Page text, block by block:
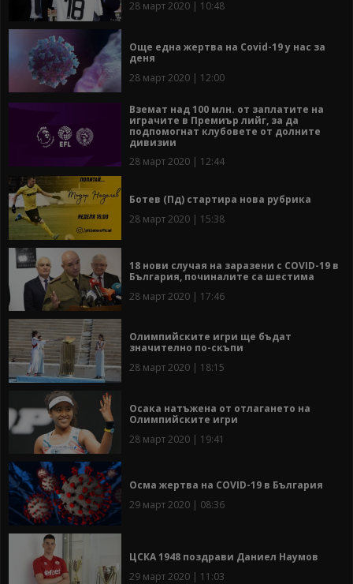
28 март 2020 | 10:48
Още една жертва на Covid-19 у нас за
деня
28 март 2020 | 12:00
Вземат над 100 млн. от заплатите на
играчите в Премиър лийг, за да
подпомогнат клубовете от долните
дивизии
28 март 2020 | 12:44
Ботев (Пд) стартира нова рубрика
28 март 2020 | 15:38
18 нови случая на заразени с COVID-19 в
България, починалите са шестима
28 март 2020 | 17:46
Олимпийските игри ще бъдат
значително по-скъпи
28 март 2020 | 18:15
Осака натъжена от отлагането на
Олимпийските игри
28 март 2020 | 19:41
Осма жертва на COVID-19 в България
29 март 2020 | 08:36
ЦСКА 1948 поздрави Даниел Наумов
29 март 2020 | 11:03